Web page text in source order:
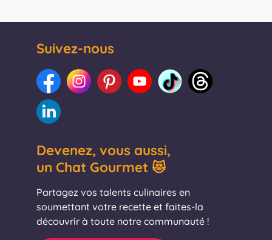
Suivez-nous
Devenez, vous aussi,
un Chat Gourmet 😻
Partagez vos talents culinaires en
soumettant votre recette et faites-la
découvrir à toute notre communauté !